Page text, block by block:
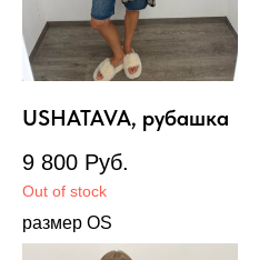
USHATAVA, рубашка
9 800 Руб.
Out of stock
размер OS